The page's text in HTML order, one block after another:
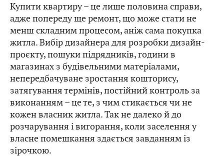
Купити квартиру – це лише половина справи,
адже попереду ще ремонт, що може стати не
менш складним процесом, аніж сама покупка
житла. Вибір дизайнера для розробки дизайн-
проєкту, пошуки підрядників, години в
магазинах з будівельними матеріалами,
непередбачуване зростання кошторису,
затягування термінів, постійний контроль за
виконанням – це те, з чим стикається чи не
кожен власник житла. Так не далеко й до
розчарування і вигорання, коли заселення у
власне помешкання здається завданням із
зірочкою.